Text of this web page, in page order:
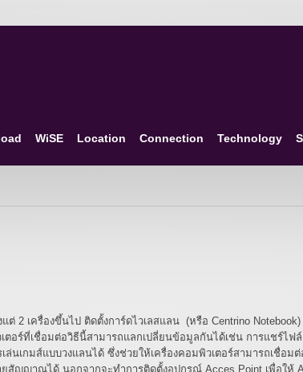
WiSE Location Connection Technology
ต่ 2 เครื่องขึ้นไป ติดตั้งการ์ดไวเลสแลน (หรือ Centrino
อร์ที่เชื่อมต่อวิธีนี้สามารถแลกเปลี่ยนข้อมูลกันได้เช่น การแชร์ไฟ
เล่นเกมส์แบบวงแลนได้ ซึ่งช่วยให้เครื่องคอมพิวเตอร์สามารถเชื่
สัญญาณได้ นอกจากจะทำการติดตั้งอุปกรณ์ Acces Point เพื่อให้